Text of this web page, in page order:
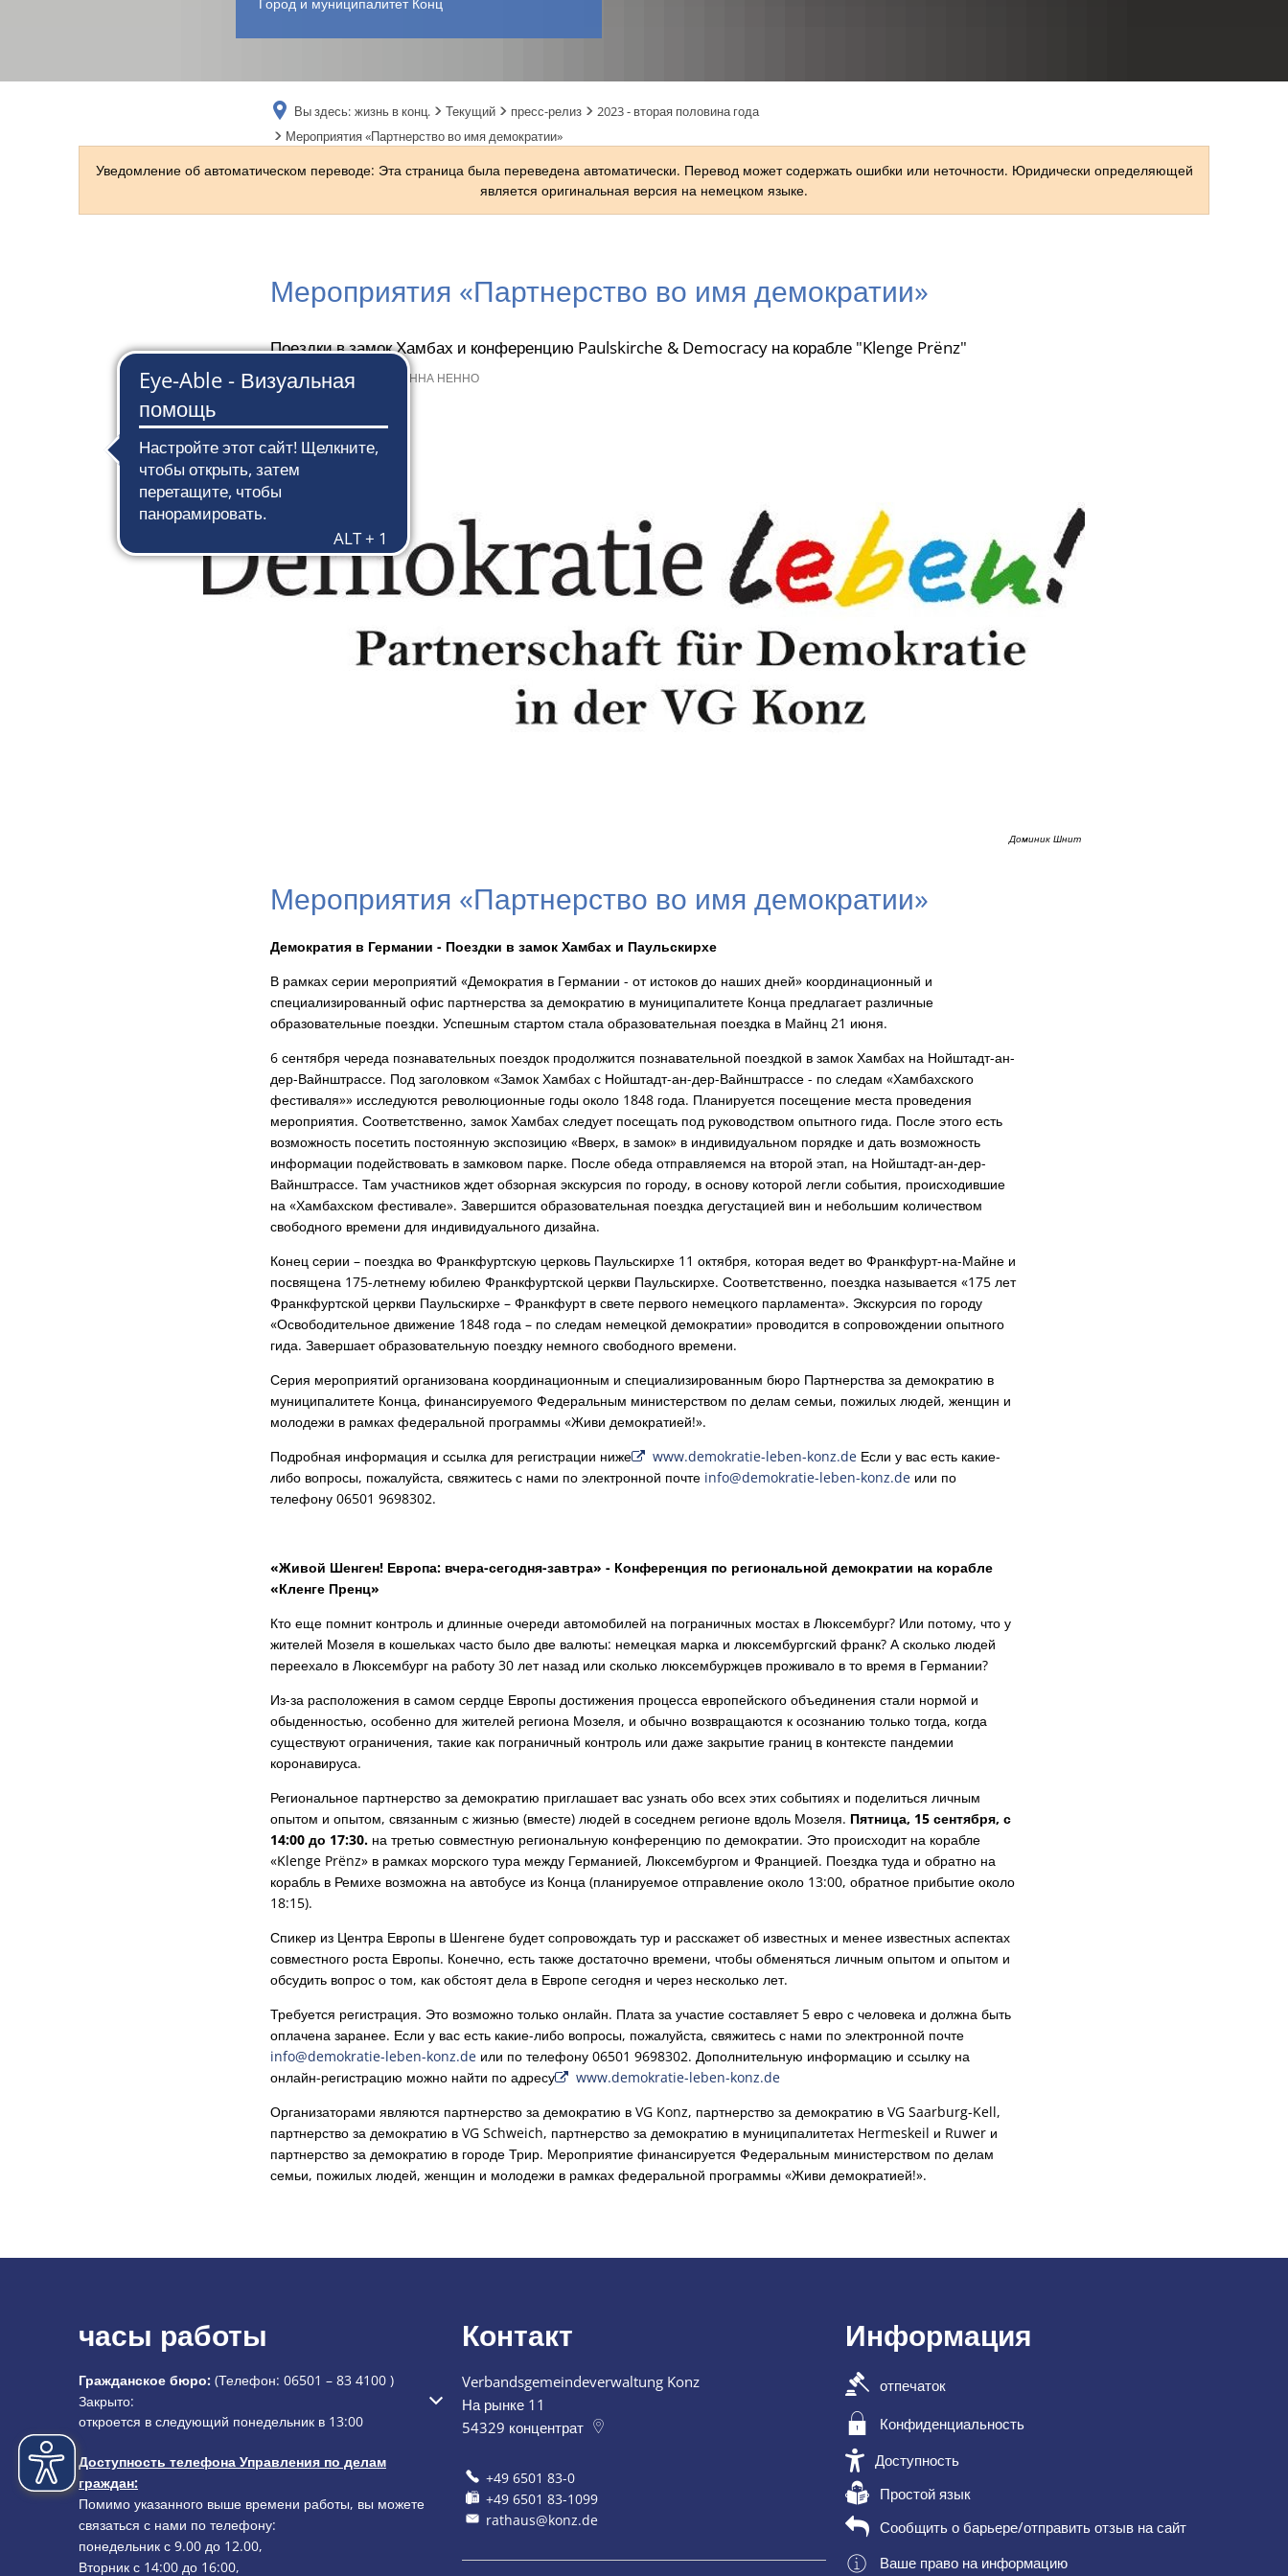
Вы здесь: жизнь в конц. Текущий пресс-релиз
2023 - вторая половина года
Мероприятия «Партнерство во имя демократии»
Уведомление об автоматическом переводе: Эта страница была переведена автоматически. Перевод может содержать ошибки или неточности. Юридически определяющей
является оригинальная версия на немецком языке.
Мероприятия «Партнерство во имя демократии»
Поездки в замок Хамбах и конференцию Paulskirche & Democracy на корабле "Klenge Prënz"
21 июля 2023 г. СЮЗАННА НЕННО
Доминик Шнит
Мероприятия «Партнерство во имя демократии»
Демократия в Германии - Поездки в замок Хамбах и Паульскирхе
В рамках серии мероприятий «Демократия в Германии - от истоков до наших дней» координационный и
специализированный офис партнерства за демократию в муниципалитете Конца предлагает различные
образовательные поездки. Успешным стартом стала образовательная поездка в Майнц 21 июня.
6 сентября череда познавательных поездок продолжится познавательной поездкой в замок Хамбах на Нойштадт-ан-
дер-Вайнштрассе. Под заголовком «Замок Хамбах с Нойштадт-ан-дер-Вайнштрассе - по следам «Хамбахского
фестиваля»» исследуются революционные годы около 1848 года. Планируется посещение места проведения
мероприятия. Соответственно, замок Хамбах следует посещать под руководством опытного гида. После этого есть
возможность посетить постоянную экспозицию «Вверх, в замок» в индивидуальном порядке и дать возможность
информации подействовать в замковом парке. После обеда отправляемся на второй этап, на Нойштадт-ан-дер-
Вайнштрассе. Там участников ждет обзорная экскурсия по городу, в основу которой легли события, происходившие
на «Хамбахском фестивале». Завершится образовательная поездка дегустацией вин и небольшим количеством
свободного времени для индивидуального дизайна.
Конец серии – поездка во Франкфуртскую церковь Паульскирхе 11 октября, которая ведет во Франкфурт-на-Майне и
посвящена 175-летнему юбилею Франкфуртской церкви Паульскирхе. Соответственно, поездка называется «175 лет
Франкфуртской церкви Паульскирхе – Франкфурт в свете первого немецкого парламента». Экскурсия по городу
«Освободительное движение 1848 года – по следам немецкой демократии» проводится в сопровождении опытного
гида. Завершает образовательную поездку немного свободного времени.
Серия мероприятий организована координационным и специализированным бюро Партнерства за демократию в
муниципалитете Конца, финансируемого Федеральным министерством по делам семьи, пожилых людей, женщин и
молодежи в рамках федеральной программы «Живи демократией!».
Подробная информация и ссылка для регистрации ниже
www.demokratie-leben-konz.deЕсли у вас есть какие-
либо вопросы, пожалуйста, свяжитесь с нами по электронной почте info@demokratie-leben-konz.de или по
телефону 06501 9698302.
«Живой Шенген! Европа: вчера-сегодня-завтра» - Конференция по региональной демократии на корабле
«Кленге Пренц»
Кто еще помнит контроль и длинные очереди автомобилей на пограничных мостах в Люксембург? Или потому, что у
жителей Мозеля в кошельках часто было две валюты: немецкая марка и люксембургский франк? А сколько людей
переехало в Люксембург на работу 30 лет назад или сколько люксембуржцев проживало в то время в Германии?
Из-за расположения в самом сердце Европы достижения процесса европейского объединения стали нормой и
обыденностью, особенно для жителей региона Мозеля, и обычно возвращаются к осознанию только тогда, когда
существуют ограничения, такие как пограничный контроль или даже закрытие границ в контексте пандемии
коронавируса.
Региональное партнерство за демократию приглашает вас узнать обо всех этих событиях и поделиться личным
опытом и опытом, связанным с жизнью (вместе) людей в соседнем регионе вдоль Мозеля. Пятница, 15 сентября, с
14:00 до 17:30. на третью совместную региональную конференцию по демократии. Это происходит на корабле
«Klenge Prënz» в рамках морского тура между Германией, Люксембургом и Францией. Поездка туда и обратно на
корабль в Ремихе возможна на автобусе из Конца (планируемое отправление около 13:00, обратное прибытие около
18:15).
Спикер из Центра Европы в Шенгене будет сопровождать тур и расскажет об известных и менее известных аспектах
совместного роста Европы. Конечно, есть также достаточно времени, чтобы обменяться личным опытом и опытом и
обсудить вопрос о том, как обстоят дела в Европе сегодня и через несколько лет.
Требуется регистрация. Это возможно только онлайн. Плата за участие составляет 5 евро с человека и должна быть
оплачена заранее. Если у вас есть какие-либо вопросы, пожалуйста, свяжитесь с нами по электронной почте
info@demokratie-leben-konz.de или по телефону 06501 9698302. Дополнительную информацию и ссылку на
онлайн-регистрацию можно найти по адресу
www.demokratie-leben-konz.de
Организаторами являются партнерство за демократию в VG Konz, партнерство за демократию в VG Saarburg-Kell,
партнерство за демократию в VG Schweich, партнерство за демократию в муниципалитетах Hermeskeil и Ruwer и
партнерство за демократию в городе Трир. Мероприятие финансируется Федеральным министерством по делам
семьи, пожилых людей, женщин и молодежи в рамках федеральной программы «Живи демократией!».
часы работы
Гражданское бюро: (Телефон: 06501 – 83 4100 )
Нажмите, чтобы скрыть дополнительное время открытия или закрытия
Закрыто:
откроется в следующий понедельник в 13:00
Доступность телефона Управления по делам
граждан:
Помимо указанного выше времени работы, вы можете
связаться с нами по телефону:
понедельник с 9.00 до 12.00,
Вторник с 14:00 до 16:00,
Контакт
Verbandsgemeindeverwaltung Konz
На рынке 11
54329 концентрат
+49 6501 83-0
+49 6501 83-1099
rathaus@konz.de
Информация
отпечаток
Конфиденциальность
Доступность
Простой язык
Сообщить о барьере/отправить отзыв на сайт
Ваше право на информацию